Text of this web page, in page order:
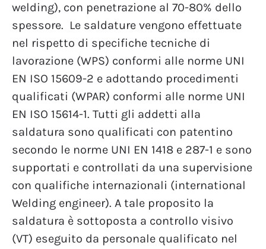
welding), con penetrazione al 70-80% dello
spessore. Le saldature vengono effettuate
nel rispetto di specifiche tecniche di
lavorazione (WPS) conformi alle norme UNI
EN ISO 15609-2 e adottando procedimenti
qualificati (WPAR) conformi alle norme UNI
EN ISO 15614-1. Tutti gli addetti alla
saldatura sono qualificati con patentino
secondo le norme UNI EN 1418 e 287-1 e sono
supportati e controllati da una supervisione
con qualifiche internazionali (international
Welding engineer). A tale proposito la
saldatura è sottoposta a controllo visivo
(VT) eseguito da personale qualificato nel